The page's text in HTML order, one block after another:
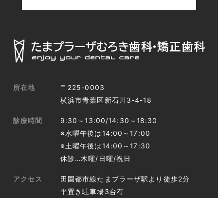
所在地
〒225-0003
横浜市青葉区新石川3-4-18
診療時間
9:30～13:00/14:30～18:30
※水曜午後は14:00～17:00
※土曜午後は14:00～17:30
休診…木曜/日曜/祝日
アクセス
田園都市線たまプラーザ駅より徒歩2分
平置き駐車場3台有